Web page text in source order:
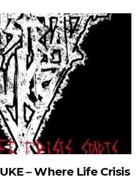
– Where Life Crisis